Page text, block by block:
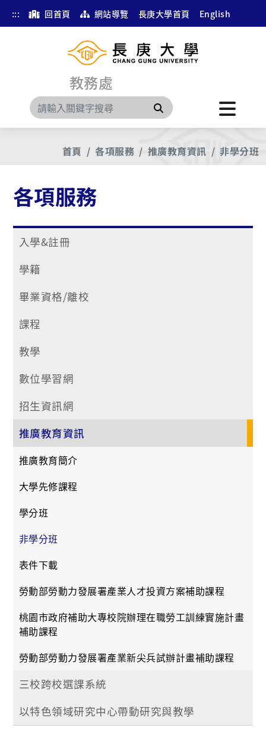
::: 回首頁 網站導覽 長庚大學首頁 English
教務處
搜尋
首頁 各項服務 推廣教育資訊 非學分班
各項服務
入學&註冊
學籍
畢業資格/離校
課程
教學
數位學習網
招生資訊網
推廣教育資訊
推廣教育簡介
大學先修課程
學分班
非學分班
表件下載
勞動部勞動力發展署產業人才投資方案補助課程
桃園市政府補助大專校院辦理在職勞工訓練實施計畫
補助課程
勞動部勞動力發展署產業新尖兵試辦計畫補助課程
三校跨校選課系統
以特色領域研究中心帶動研究與教學